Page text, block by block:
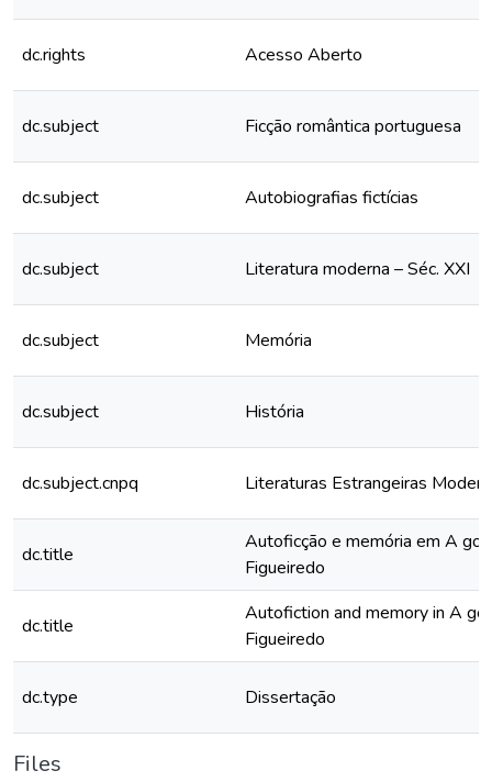
dc.rights Acesso Aberto
dc.subject Ficção romântica portuguesa
dc.subject Autobiografias fictícias
dc.subject Literatura moderna – Séc. XXI
dc.subject Memória
dc.subject História
dc.subject.cnpq Literaturas Estrangeiras
dc.title
Autoficção e memória em A
Figueiredo
dc.title
Autofiction and memory in A
Figueiredo
dc.type Dissertação
Files